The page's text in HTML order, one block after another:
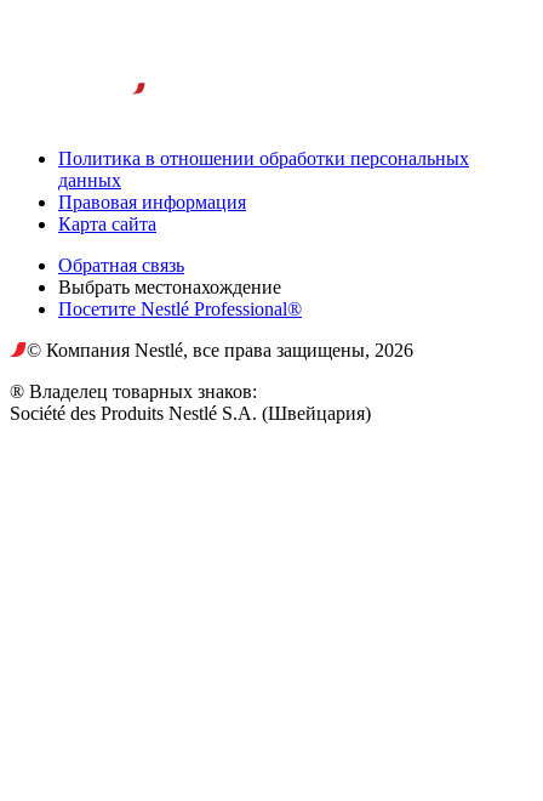
Политика в отношении обработки персональных
данных
Правовая информация
Карта сайта
Обратная связь
Выбрать местонахождение
Посетите Nestlé Professional®
© Компания Nestlé, все права защищены, 2026
® Владелец товарных знаков:
Société des Produits Nestlé S.A. (Швейцария)